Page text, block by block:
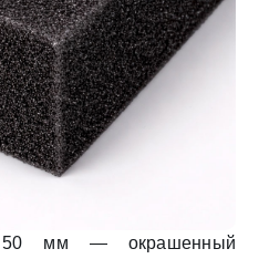
50 мм — окрашенный